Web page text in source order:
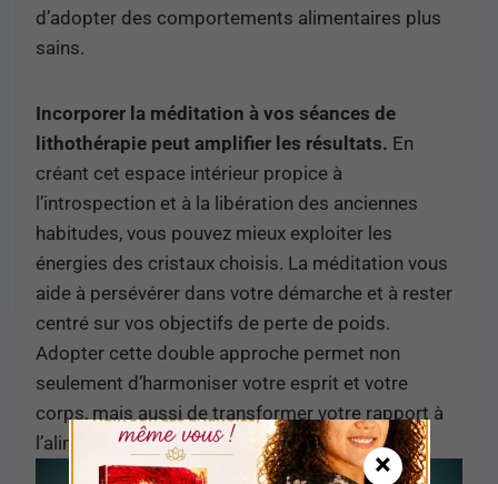
d’adopter des comportements alimentaires plus
sains.
Incorporer la méditation à vos séances de
lithothérapie peut amplifier les résultats. En
créant cet espace intérieur propice à
l’introspection et à la libération des anciennes
habitudes, vous pouvez mieux exploiter les
énergies des cristaux choisis. La méditation vous
aide à persévérer dans votre démarche et à rester
centré sur vos objectifs de perte de poids.
Adopter cette double approche permet non
seulement d’harmoniser votre esprit et votre
corps, mais aussi de transformer votre rapport à
l’alimentation et à la santé.
×